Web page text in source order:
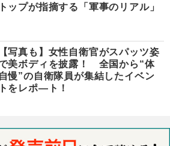
トップが指摘する「軍事のリアル」
【写真も】女性自衛官がスパッツ姿
美ボディを披露！ 全国から“体
自慢”の自衛隊員が集結したイベン
トをレポ―ト！